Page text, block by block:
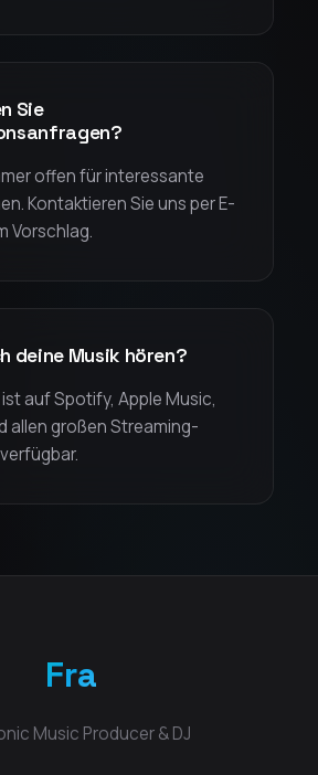
Sie
offen für interessante
Kontaktieren Sie uns per E-
Vorschlag.
deine Musik hören?
auf Spotify, Apple Music,
allen großen Streaming-
Fra
Music Producer & DJ